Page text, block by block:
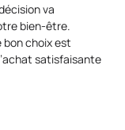
va
bien-être.
bon choix est
satisfaisante